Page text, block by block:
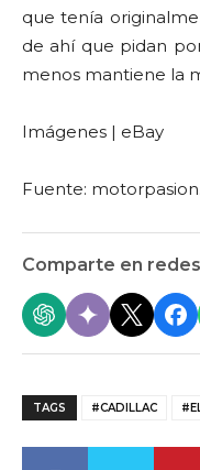
que tenía
de ahí que pidan
menos mantiene la
Imágenes | eBay
Fuente:
Comparte en
TAGS #CADILLAC